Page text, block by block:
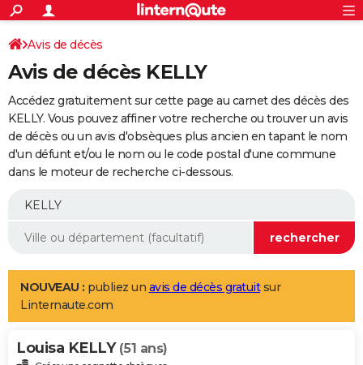
ACTUALITÉS
Politique
Société
Faits Divers
Education
Monde
Villes
+
SPORT
Coupe du monde 2026
Football
Tennis
Cyclisme
Rugby
Forum
Programme TV
TNT
Streaming
Cinéma
Sorties cinéma
Musique
+
FINANCE
Retraite
Impôts
Epargne
Immobilier
Risques naturels par ville
Banque
Assurance
Crédit
AUTO
Essais
Réserver un essai
Citadines
Berlines
SUV
Forum auto
+
Mobiles
Meilleur smartphone
Internet
Ordinateurs
Jeux vidéo
Guide high-tech
Aménagement intérieur
LIFESTYLE
Art de vivre
Bien-être
Loisirs
Mode
Modes de vie
Alimentation
Guide de la santé
Maladies
Médicaments
Sommeil
VOYAGE
Avis de décès
Avis de décès KELLY
Accédez gratuitement sur cette page au carnet des décès des
KELLY. Vous pouvez affiner votre recherche ou trouver un avis
de décès ou un avis d'obsèques plus ancien en tapant le nom
d'un défunt et/ou le nom ou le code postal d'une commune
dans le moteur de recherche ci-dessous.
NOUVEAU : publiez un avis de décès gratuitsur
Linternaute.com
Louisa KELLY (51 ans)